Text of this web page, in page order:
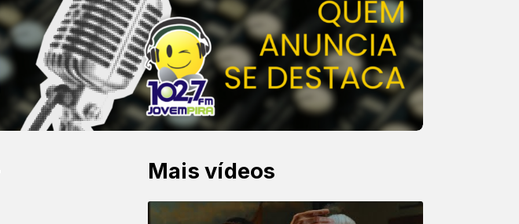
Mais vídeos